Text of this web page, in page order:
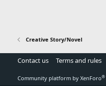
Creative Story/Novel
Contact us Terms and rules
Community platform by XenForo®